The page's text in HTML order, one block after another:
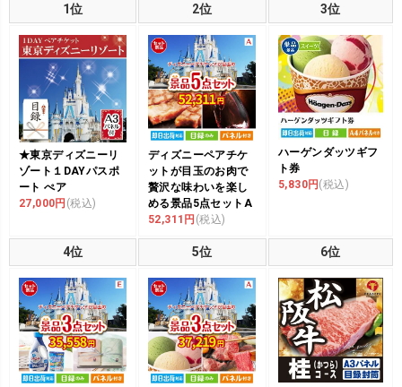
1位 2位 3位
★東京ディズニーリ
ゾート１DAYパスポ
ート ぺア
27,000円 (税込)
ディズニーペアチケ
ットが目玉のお肉で
贅沢な味わいを楽し
める景品5点セットA
52,311円 (税込)
ハーゲンダッツギフ
ト券
5,830円(税込)
4位 5位 6位